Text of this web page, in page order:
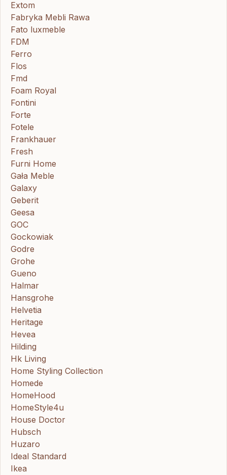
Extom
Fabryka Mebli Rawa
Fato luxmeble
FDM
Ferro
Flos
Fmd
Foam Royal
Fontini
Forte
Fotele
Frankhauer
Fresh
Furni Home
Gała Meble
Galaxy
Geberit
Geesa
GOC
Gockowiak
Godre
Grohe
Gueno
Halmar
Hansgrohe
Helvetia
Heritage
Hevea
Hilding
Hk Living
Home Styling Collection
Homede
HomeHood
HomeStyle4u
House Doctor
Hubsch
Huzaro
Ideal Standard
Ikea